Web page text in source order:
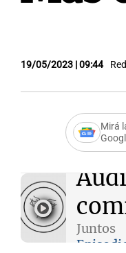
19/05/2023 | 09:44
Mirá
Juntos